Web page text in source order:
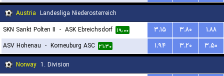
Austria Landesliga Niederosterreich
SKN Sankt Polten II - ASK Ebreichsdorf ۱۹:۰۰ ۳.۱۵ ۳.۸۰
۱.۸۸
ASV Hohenau - Korneuburg ASC ۲۱:۳۰ ۱.۹۴ ۳.۲۰
۳.۵۰
Norway 1. Division